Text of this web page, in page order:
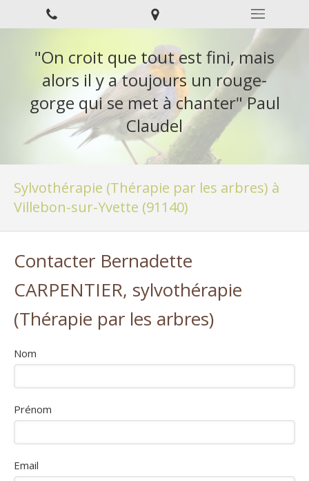
"On croit que tout est fini, mais
alors il y a toujours un rouge-
gorge qui se met à chanter" Paul
Claudel
Sylvothérapie (Thérapie par les arbres) à
Villebon-sur-Yvette (91140)
Contacter Bernadette
CARPENTIER, sylvothérapie
(Thérapie par les arbres)
Nom
Prénom
Email